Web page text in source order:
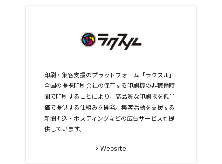
印刷・集客支援のプラットフォーム「ラクスル」
全国の提携印刷会社の保有する印刷機の非稼働時
間で印刷することにより、高品質な印刷物を低単
価で提供する仕組みを開発。集客活動を支援する
新聞折込・ポスティングなどの広告サービスも提
供しています。
Website